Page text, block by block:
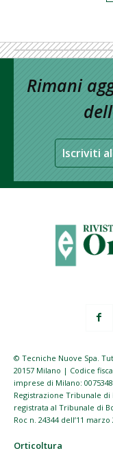
Rimani
Iscriviti
© Tecniche Nuove Spa.
20157 Milano | Codice
imprese di Milano:
Registrazione Tribunale di
registrata al Tribunale di
Roc n. 24344 dell’11 marzo
Orticoltura